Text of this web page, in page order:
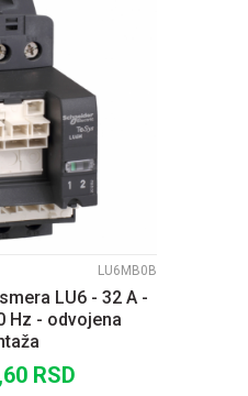
LU6MB0B
LU6 - 32 A -
Hz - odvojena
RSD